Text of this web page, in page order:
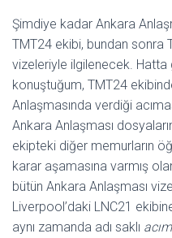
Şimdiye kadar Ankara
TMT24 ekibi, bundan sonra
vizeleriyle ilgilenecek.
konuştuğum, TMT24
Anlaşmasında verdiği
Ankara Anlaşması
ekipteki diğer memurların
karar aşamasına varmış
bütün Ankara Anlaşması
Liverpool’daki LNC21
aynı zamanda adı saklı